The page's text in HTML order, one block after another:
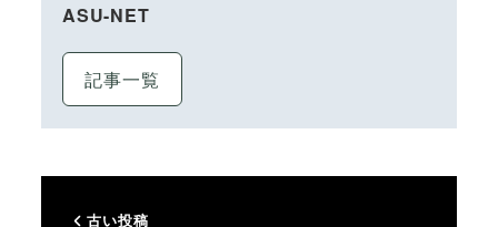
ASU-NET
記事一覧
古い投稿